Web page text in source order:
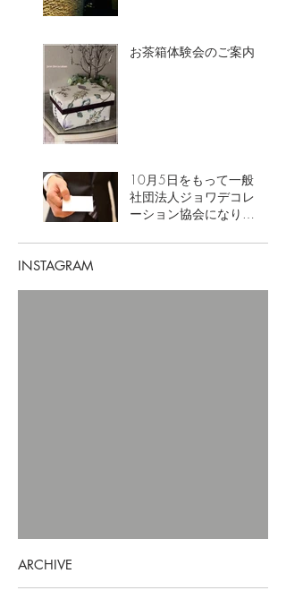
INSTAGRAM
ARCHIVE
お茶箱体験会のご案内
10月5日をもって一般
社団法人ジョワデコレ
ーション協会になりま